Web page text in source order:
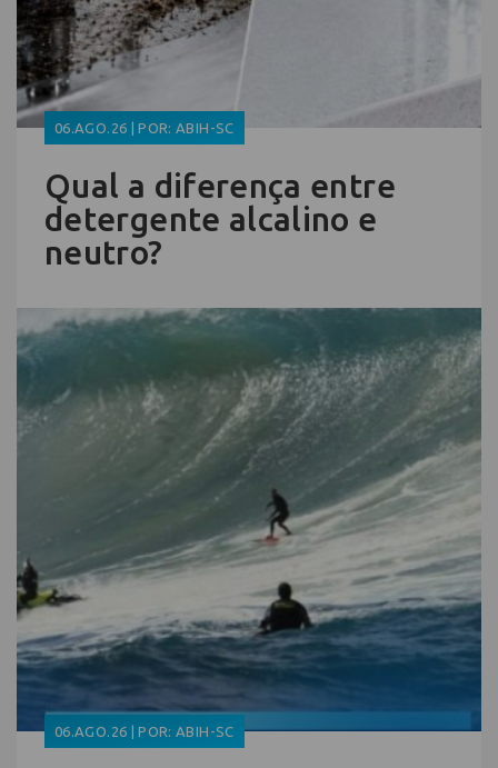
06.AGO.26 | POR: ABIH-SC
Qual a diferença entre
detergente alcalino e
neutro?
06.AGO.26 | POR: ABIH-SC